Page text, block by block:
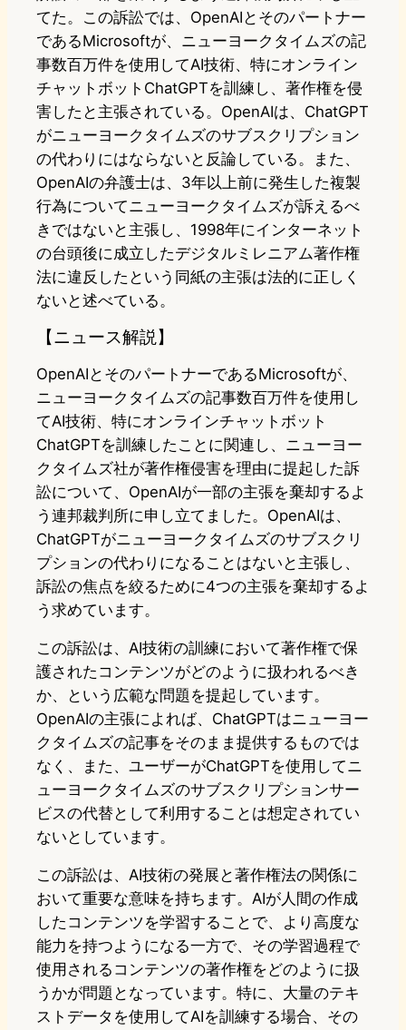
d
o
n
k
y
o
k
a
てた。この訴訟では、OpenAIとそのパートナー
であるMicrosoftが、ニューヨークタイムズの記
事数百万件を使用してAI技術、特にオンライン
チャットボットChatGPTを訓練し、著作権を侵
害したと主張されている。OpenAIは、ChatGPT
がニューヨークタイムズのサブスクリプション
の代わりにはならないと反論している。また、
OpenAIの弁護士は、3年以上前に発生した複製
行為についてニューヨークタイムズが訴えるべ
きではないと主張し、1998年にインターネット
の台頭後に成立したデジタルミレニアム著作権
法に違反したという同紙の主張は法的に正しく
ないと述べている。
【ニュース解説】
OpenAIとそのパートナーであるMicrosoftが、
ニューヨークタイムズの記事数百万件を使用し
てAI技術、特にオンラインチャットボット
ChatGPTを訓練したことに関連し、ニューヨー
クタイムズ社が著作権侵害を理由に提起した訴
訟について、OpenAIが一部の主張を棄却するよ
う連邦裁判所に申し立てました。OpenAIは、
ChatGPTがニューヨークタイムズのサブスクリ
プションの代わりになることはないと主張し、
訴訟の焦点を絞るために4つの主張を棄却するよ
う求めています。
この訴訟は、AI技術の訓練において著作権で保
護されたコンテンツがどのように扱われるべき
か、という広範な問題を提起しています。
OpenAIの主張によれば、ChatGPTはニューヨー
クタイムズの記事をそのまま提供するものでは
なく、また、ユーザーがChatGPTを使用してニ
ューヨークタイムズのサブスクリプションサー
ビスの代替として利用することは想定されてい
ないとしています。
この訴訟は、AI技術の発展と著作権法の関係に
おいて重要な意味を持ちます。AIが人間の作成
したコンテンツを学習することで、より高度な
能力を持つようになる一方で、その学習過程で
使用されるコンテンツの著作権をどのように扱
うかが問題となっています。特に、大量のテキ
ストデータを使用してAIを訓練する場合、その